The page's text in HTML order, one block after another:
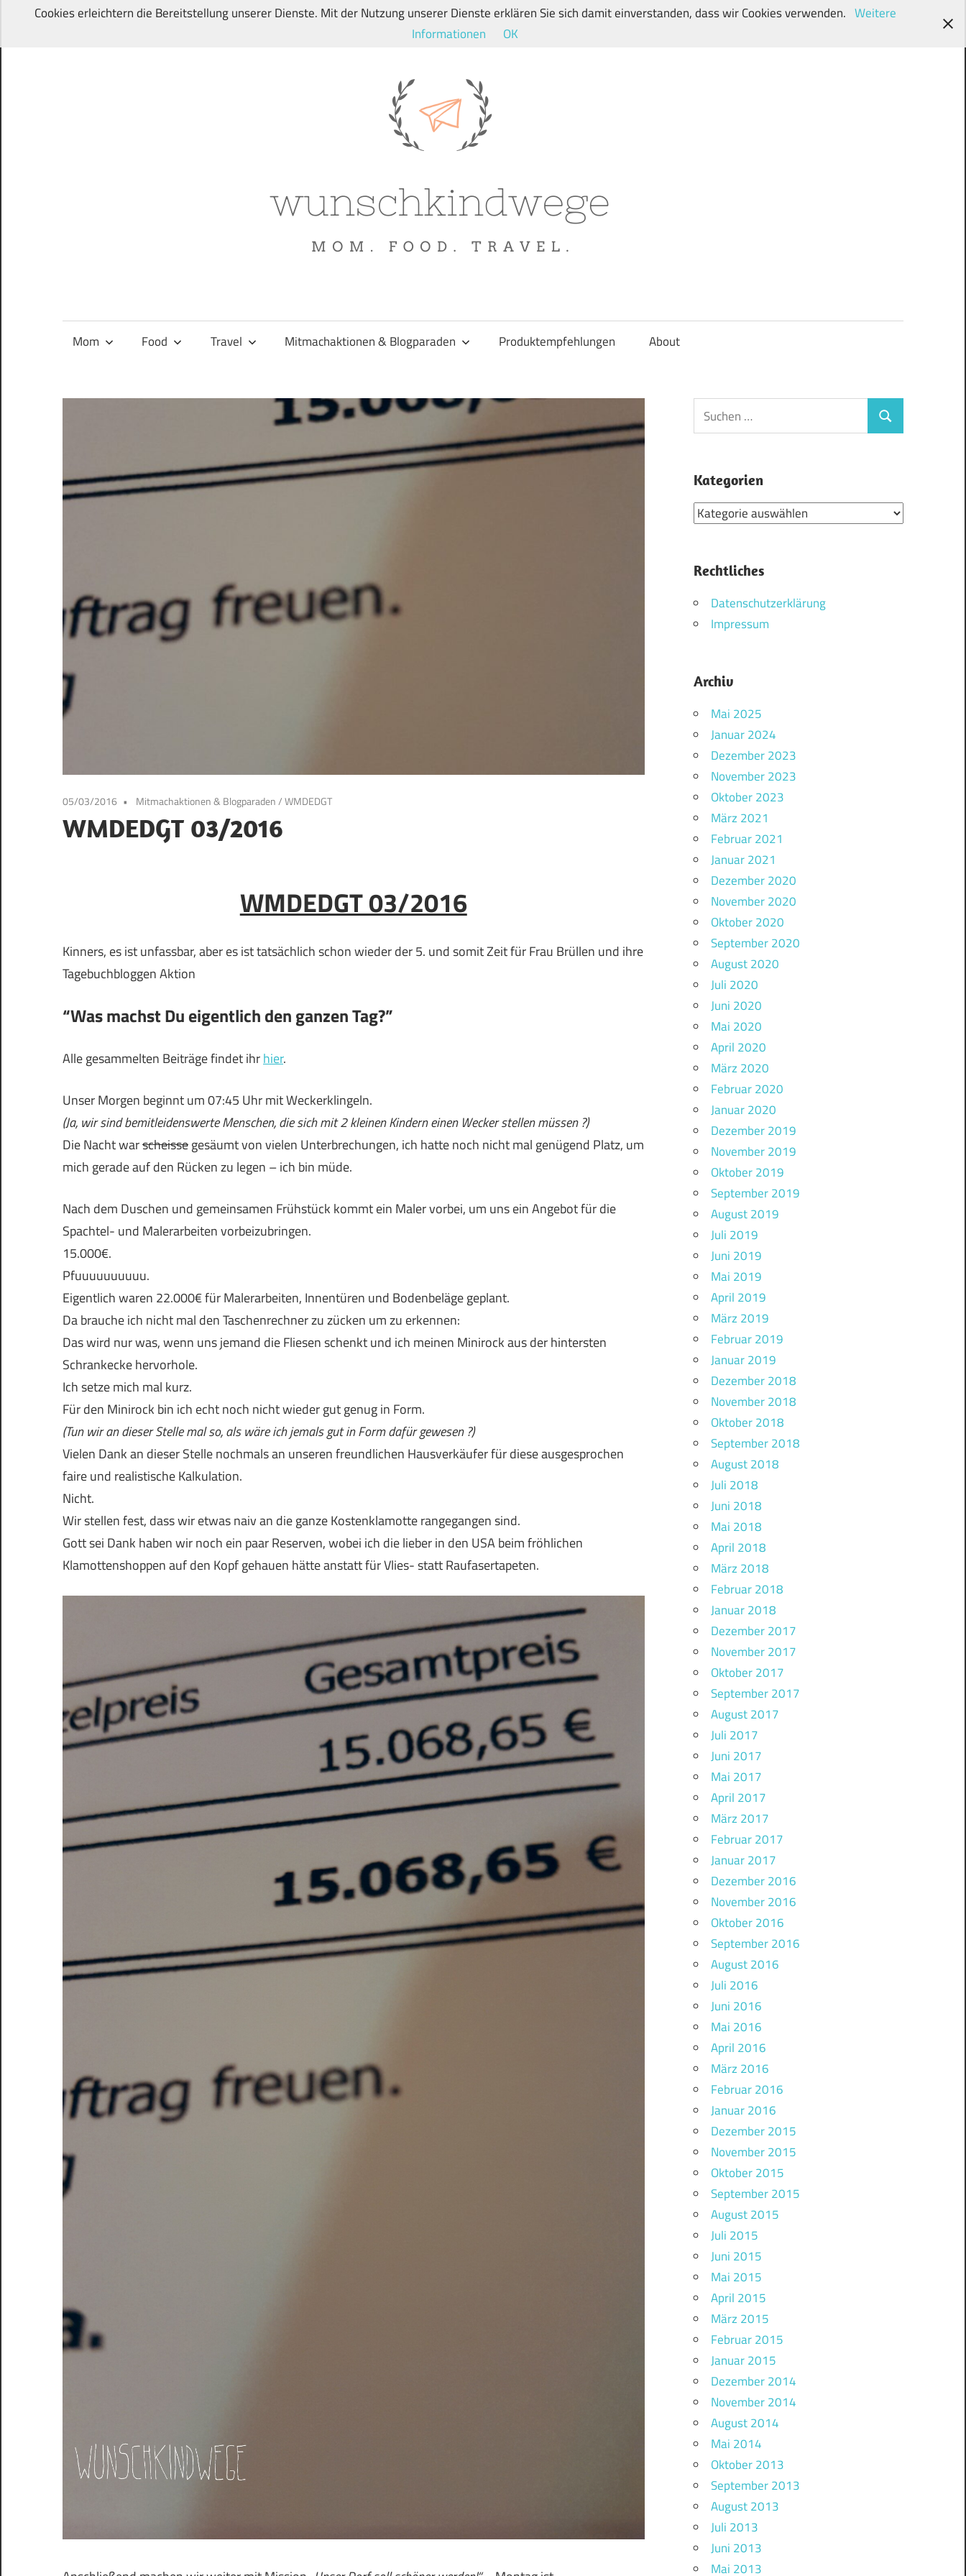
Zum
ihren
Mein
Travelblog
Mom Food Travel Mitmachaktionen & Blogparaden Produktempfehlungen About
05/03/2016 Mitmachaktionen & Blogparaden/WMDEDGT
WMDEDGT 03/2016
WMDEDGT 03/2016
Kinners, es ist unfassbar, aber es ist tatsächlich schon wieder der 5. und somit Zeit für Frau Brüllen und ihre
Tagebuchbloggen Aktion
“Was machst Du eigentlich den ganzen Tag?”
Alle gesammelten Beiträge findet ihrhier.
Unser Morgen beginnt um 07:45 Uhr mit Weckerklingeln.
(Ja, wir sind bemitleidenswerte Menschen, die sich mit 2 kleinen Kindern einen Wecker stellen müssen ?)
Die Nacht warscheissegesäumt von vielen Unterbrechungen, ich hatte noch nicht mal genügend Platz, um
mich gerade auf den Rücken zu legen – ich bin müde.
Nach dem Duschen und gemeinsamen Frühstück kommt ein Maler vorbei, um uns ein Angebot für die
Spachtel- und Malerarbeiten vorbeizubringen.
15.000€.
Pfuuuuuuuuuu.
Eigentlich waren 22.000€ für Malerarbeiten, Innentüren und Bodenbeläge geplant.
Da brauche ich nicht mal den Taschenrechner zu zücken um zu erkennen:
Das wird nur was, wenn uns jemand die Fliesen schenkt und ich meinen Minirock aus der hintersten
Schrankecke hervorhole.
Ich setze mich mal kurz.
Für den Minirock bin ich echt noch nicht wieder gut genug in Form.
(Tun wir an dieser Stelle mal so, als wäre ich jemals gut in Form dafür gewesen ?)
Vielen Dank an dieser Stelle nochmals an unseren freundlichen Hausverkäufer für diese ausgesprochen
faire und realistische Kalkulation.
Nicht.
Wir stellen fest, dass wir etwas naiv an die ganze Kostenklamotte rangegangen sind.
Gott sei Dank haben wir noch ein paar Reserven, wobei ich die lieber in den USA beim fröhlichen
Klamottenshoppen auf den Kopf gehauen hätte anstatt für Vlies- statt Raufasertapeten.
Suchen
nach:
Suchen
Kategorien
Kategorien
Rechtliches
Datenschutzerklärung
Impressum
Archiv
Mai 2025
Januar 2024
Dezember 2023
November 2023
Oktober 2023
März 2021
Februar 2021
Januar 2021
Dezember 2020
November 2020
Oktober 2020
September 2020
August 2020
Juli 2020
Juni 2020
Mai 2020
April 2020
März 2020
Februar 2020
Januar 2020
Dezember 2019
November 2019
Oktober 2019
September 2019
August 2019
Juli 2019
Juni 2019
Mai 2019
April 2019
März 2019
Februar 2019
Januar 2019
Dezember 2018
November 2018
Oktober 2018
September 2018
August 2018
Juli 2018
Juni 2018
Mai 2018
April 2018
März 2018
Februar 2018
Januar 2018
Dezember 2017
November 2017
Oktober 2017
September 2017
August 2017
Juli 2017
Juni 2017
Mai 2017
April 2017
März 2017
Februar 2017
Januar 2017
Dezember 2016
November 2016
Oktober 2016
September 2016
August 2016
Juli 2016
Juni 2016
Mai 2016
April 2016
März 2016
Februar 2016
Januar 2016
Dezember 2015
November 2015
Oktober 2015
September 2015
August 2015
Juli 2015
Juni 2015
Mai 2015
April 2015
März 2015
Februar 2015
Januar 2015
Dezember 2014
November 2014
August 2014
Mai 2014
Oktober 2013
September 2013
August 2013
Juli 2013
Juni 2013
Mai 2013
Cookies erleichtern die Bereitstellung unserer Dienste. Mit der Nutzung unserer Dienste erklären Sie sich damit einverstanden, dass wir Cookies verwenden. Weitere
Informationen
OK